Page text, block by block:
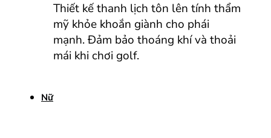
Thiết kế thanh lịch tôn lên tính thẩm
mỹ khỏe khoắn giành cho phái
mạnh. Đảm bảo thoáng khí và thoải
mái khi chơi golf.
Nữ